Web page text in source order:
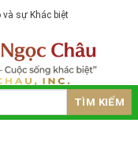
và sự Khác biệt
TÌM KIẾM